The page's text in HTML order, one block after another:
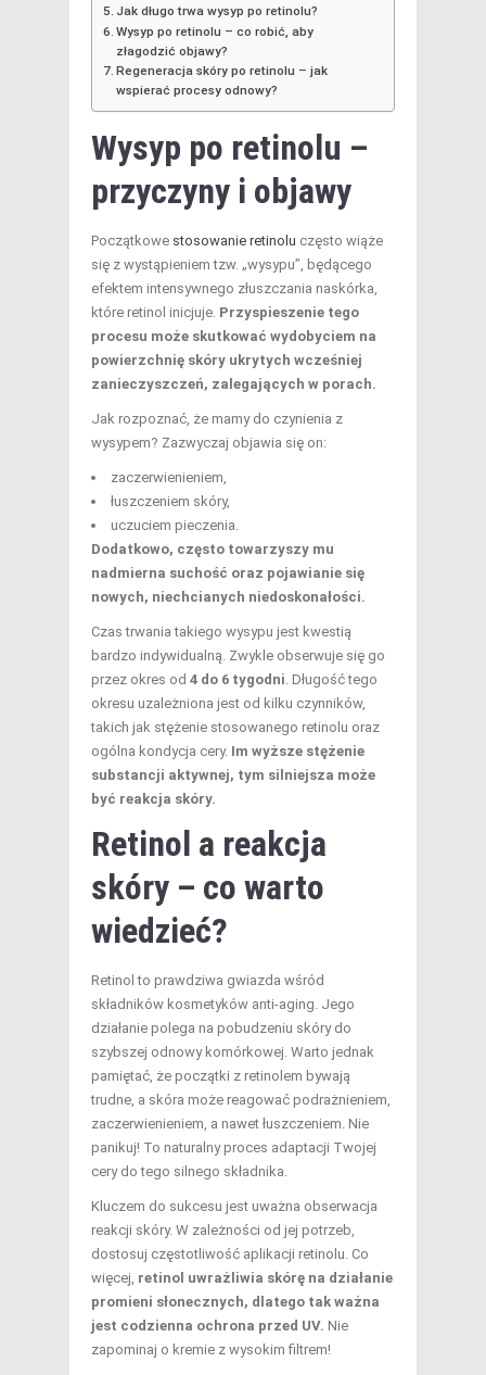
Jak długo trwa wysyp po retinolu?
Wysyp po retinolu – co robić, aby
złagodzić objawy?
Regeneracja skóry po retinolu – jak
wspierać procesy odnowy?
Wysyp po retinolu –
przyczyny i objawy
Początkowe stosowanie retinolu często wiąże
się z wystąpieniem tzw. „wysypu”, będącego
efektem intensywnego złuszczania naskórka,
które retinol inicjuje. Przyspieszenie tego
procesu może skutkować wydobyciem na
powierzchnię skóry ukrytych wcześniej
zanieczyszczeń, zalegających w porach.
Jak rozpoznać, że mamy do czynienia z
wysypem? Zazwyczaj objawia się on:
zaczerwienieniem,
łuszczeniem skóry,
uczuciem pieczenia.
Dodatkowo, często towarzyszy mu
nadmierna suchość oraz pojawianie się
nowych, niechcianych niedoskonałości.
Czas trwania takiego wysypu jest kwestią
bardzo indywidualną. Zwykle obserwuje się go
przez okres od 4 do 6 tygodni. Długość tego
okresu uzależniona jest od kilku czynników,
takich jak stężenie stosowanego retinolu oraz
ogólna kondycja cery. Im wyższe stężenie
substancji aktywnej, tym silniejsza może
być reakcja skóry.
Retinol a reakcja
skóry – co warto
wiedzieć?
Retinol to prawdziwa gwiazda wśród
składników kosmetyków anti-aging. Jego
działanie polega na pobudzeniu skóry do
szybszej odnowy komórkowej. Warto jednak
pamiętać, że początki z retinolem bywają
trudne, a skóra może reagować podrażnieniem,
zaczerwienieniem, a nawet łuszczeniem. Nie
panikuj! To naturalny proces adaptacji Twojej
cery do tego silnego składnika.
Kluczem do sukcesu jest uważna obserwacja
reakcji skóry. W zależności od jej potrzeb,
dostosuj częstotliwość aplikacji retinolu. Co
więcej, retinol uwrażliwia skórę na działanie
promieni słonecznych, dlatego tak ważna
jest codzienna ochrona przed UV. Nie
zapominaj o kremie z wysokim filtrem!